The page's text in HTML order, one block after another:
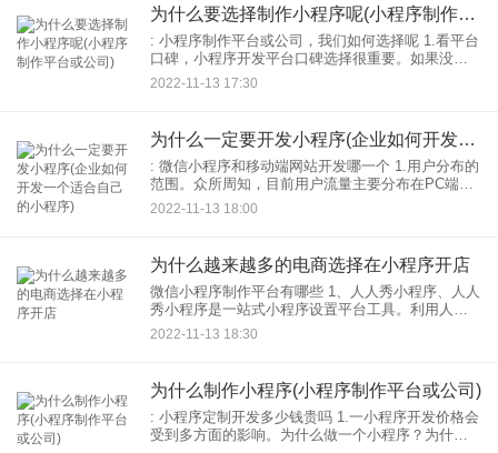
为什么要选择制作小程序呢(小程序制作平台或公司)
: 小程序制作平台或公司，我们如何选择呢 1.看平台
口碑，小程序开发平台口碑选择很重要。如果没有
口碑小程序开发，就没有质量保证。小程序制作是
专业技术。这就是我们需要的企业需求者注意，其
2022-11-13 17:30
为什么一定要开发小程序(企业如何开发一个适合自己的小程序)
: 微信小程序和移动端网站开发哪一个 1.用户分布的
范围。众所周知，目前用户流量主要分布在PC端和
移动端，但目前移动端的用户流量已经超过PC端，
这也是为什么很多企业关注移动端网站开发。但并
2022-11-13 18:00
为什么越来越多的电商选择在小程序开店
微信小程序制作平台有哪些 1、人人秀小程序、人人
秀小程序是一站式小程序设置平台工具。利用人人
秀小程序平台，三分钟轻松打造小程序，快速打造
自己的品牌小程序。人人秀小程序用起来很简单。
2022-11-13 18:30
为什么制作小程序(小程序制作平台或公司)
: 小程序定制开发多少钱贵吗 1.一小程序开发价格会
受到多方面的影响。为什么做一个小程序？为什么